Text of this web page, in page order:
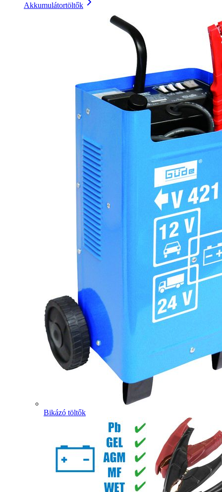
Akkumulátortöltők
Bikázó töltők